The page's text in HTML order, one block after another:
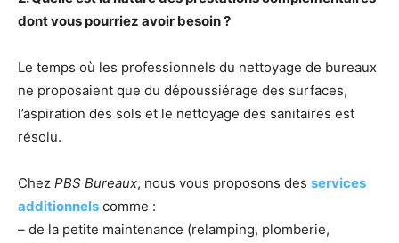
dont vous pourriez avoir besoin ?
Le temps où les professionnels du nettoyage de bureaux
ne proposaient que du dépoussiérage des surfaces,
l’aspiration des sols et le nettoyage des sanitaires est
résolu.
Chez PBS Bureaux, nous vous proposons des services
additionnels comme :
– de la petite maintenance (relamping, plomberie,